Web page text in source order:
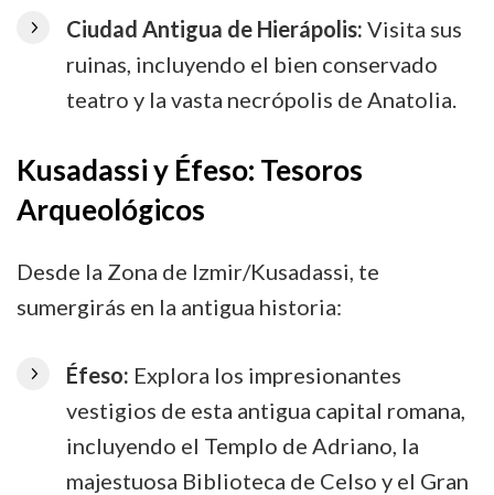
Ciudad Antigua de Hierápolis: Visita sus
ruinas, incluyendo el bien conservado
teatro y la vasta necrópolis de Anatolia.
Kusadassi y Éfeso: Tesoros
Arqueológicos
Desde la Zona de Izmir/Kusadassi, te
sumergirás en la antigua historia:
Éfeso: Explora los impresionantes
vestigios de esta antigua capital romana,
incluyendo el Templo de Adriano, la
majestuosa Biblioteca de Celso y el Gran